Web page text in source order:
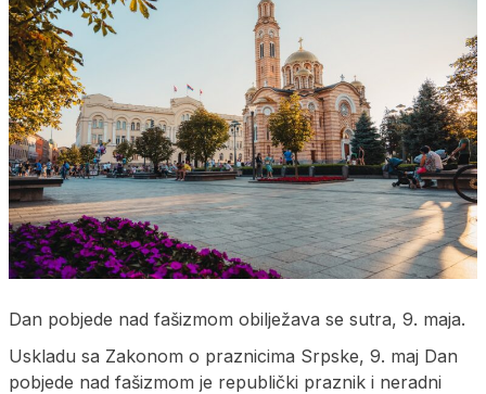
Dan pobjede nad fašizmom obilježava se sutra, 9. maja.
Uskladu sa Zakonom o praznicima Srpske, 9. maj Dan
pobjede nad fašizmom je republički praznik i neradni